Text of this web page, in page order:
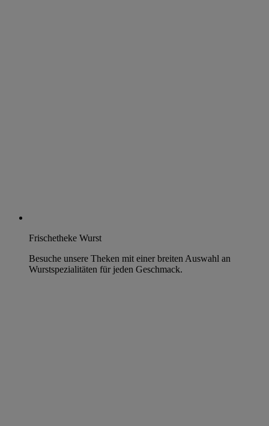
Frischetheke Wurst
Besuche unsere Theken mit einer breiten Auswahl an
Wurstspezialitäten für jeden Geschmack.